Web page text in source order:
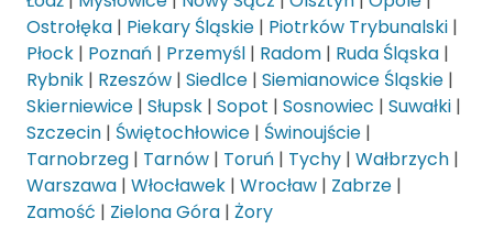
Ostrołęka | Piekary Śląskie | Piotrków Trybunalski |
Płock | Poznań | Przemyśl | Radom | Ruda Śląska |
Rybnik | Rzeszów | Siedlce | Siemianowice Śląskie |
Skierniewice | Słupsk | Sopot | Sosnowiec | Suwałki |
Szczecin | Świętochłowice | Świnoujście |
Tarnobrzeg | Tarnów | Toruń | Tychy | Wałbrzych |
Warszawa | Włocławek | Wrocław | Zabrze |
Zamość | Zielona Góra | Żory